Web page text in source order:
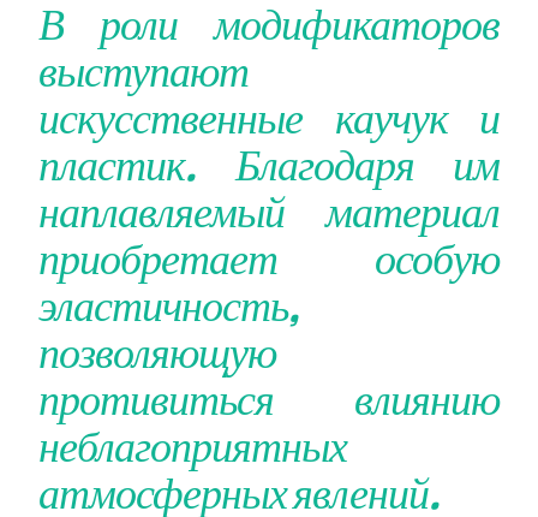
В роли модификаторов
выступают
искусственные каучук и
пластик. Благодаря им
наплавляемый материал
приобретает особую
эластичность,
позволяющую
противиться влиянию
неблагоприятных
атмосферных явлений.